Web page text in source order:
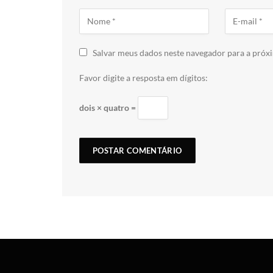
Salvar meus dados neste navegador para a
Favor digite a resposta em dígitos:
dois × quatro =